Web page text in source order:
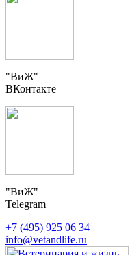
"ВиЖ"
ВКонтакте
"ВиЖ"
Telegram
+7 (495) 925 06 34
info@vetandlife.ru